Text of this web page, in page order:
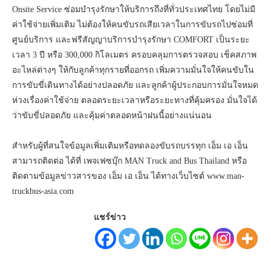
Onsite Service ซ่อมบำรุงรักษาให้บริการถึงที่ทั่วประเทศไทย โดยไม่มี
ค่าใช้จ่ายเพิ่มเติม ไม่ต้องให้คนขับรถเสียเวลาในการขับรถไปซ่อมที่
ศูนย์บริการ และฟรีสัญญาบริการบำรุงรักษา COMFORT เป็นระยะ
เวลา 3 ปี หรือ 300,000 กิโลเมตร ครอบคลุมการตรวจสอบ เช็คสภาพ
อะไหล่ต่างๆ ให้กับลูกค้าทุกรายที่ออกรถ เพิ่มความมั่นใจให้คนขับใน
การขับขี่เดินทางได้อย่างปลอดภัย และลูกค้าผู้ประกอบการมั่นใจหมด
ห่วงเรื่องค่าใช้จ่าย ตลอดระยะเวลาหรือระยะทางที่คุ้มครอง มั่นใจได้
ว่าขับขี่ปลอดภัย และคุ้มค่าตลอดหน้าฝนนี้อย่างแน่นอน
สำหรับผู้ที่สนใจข้อมูลเพิ่มเติมหรือทดลองขับรถบรรทุก เอ็ม เอ เอ็น
สามารถติดต่อ ได้ที่ เพจเฟซบุ๊ก MAN Truck and Bus Thailand หรือ
ติดตามข้อมูลข่าวสารของ เอ็ม เอ เอ็น ได้ทางเว็บไซต์ www.man-
truckbus-asia.com
แชร์ข่าว